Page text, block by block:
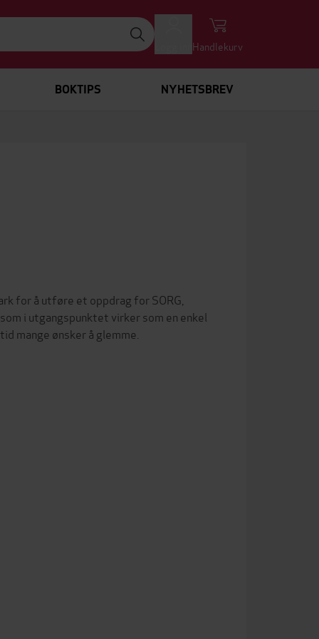
Handlekurv
BOKTIPS NYHETSBREV
for å utføre et oppdrag for SORG,
i utgangspunktet virker som en enkel
mange ønsker å glemme.